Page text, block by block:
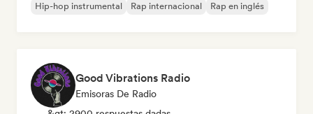
Hip-hop instrumental
Rap internacional Rap en inglés
Good Vibrations Radio
Emisoras De Radio